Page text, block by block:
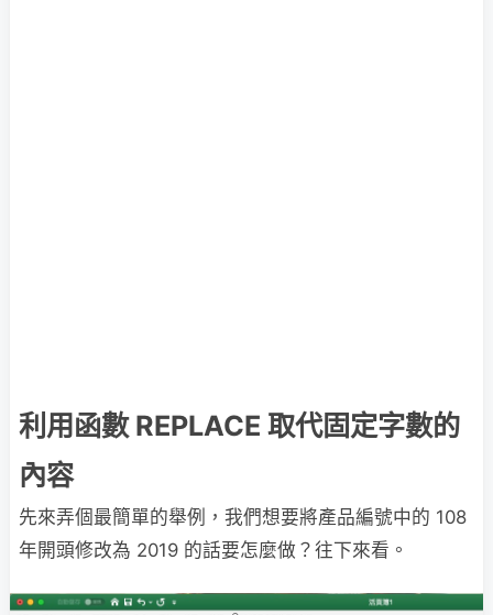
利用函數 REPLACE 取代固定字數的
內容
先來弄個最簡單的舉例，我們想要將產品編號中的 108
年開頭修改為 2019 的話要怎麼做？往下來看。